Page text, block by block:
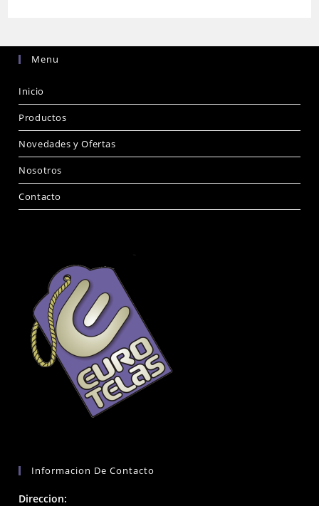
Menu
Inicio
Productos
Novedades y Ofertas
Nosotros
Contacto
Informacion De Contacto
Direccion: